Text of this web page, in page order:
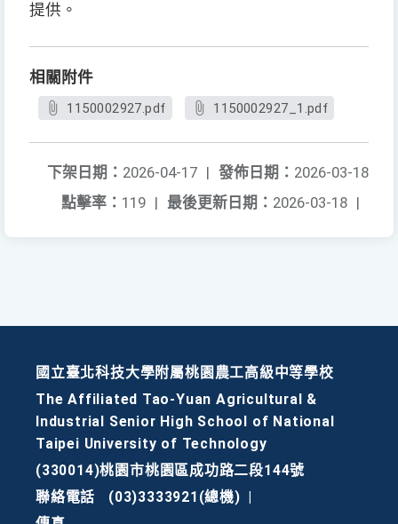
提供。
相關附件
1150002927.pdf 1150002927_1.pdf
發佈日期： 2026-03-18
下架日期： 2026-04-17 |
最後更新日期： 2026-03-18 |
點擊率： 119 |
國立臺北科技大學附屬桃園農工高級中等學校
The Affiliated Tao-Yuan Agricultural &
Industrial Senior High School of National
Taipei University of Technology
(330014)桃園市桃園區成功路二段144號
聯絡電話
(03)3333921(總機)